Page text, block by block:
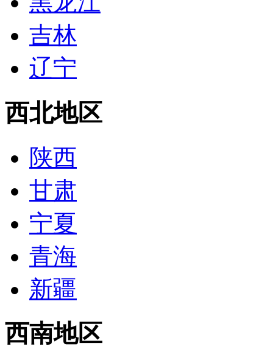
吉林
辽宁
西北地区
陕西
甘肃
宁夏
青海
新疆
西南地区